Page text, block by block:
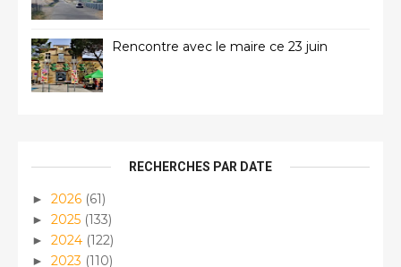
Rencontre avec le maire ce 23 juin
RECHERCHES PAR DATE
► 2026 (61)
► 2025 (133)
► 2024 (122)
► 2023 (110)